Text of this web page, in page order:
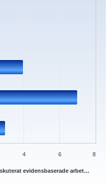
evidensbaserade arbet…
4 6 8